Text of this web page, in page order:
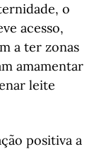
o
acesso,
a ter zonas
amamentar
leite
positiva a